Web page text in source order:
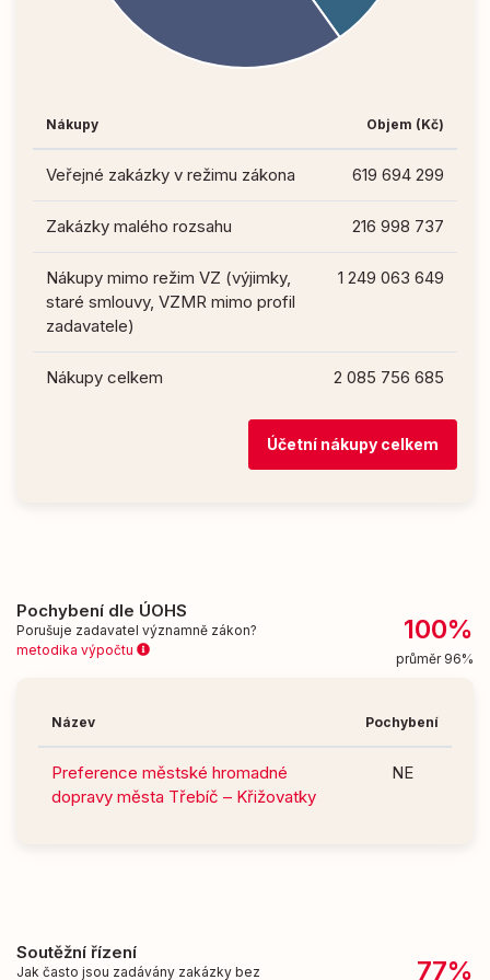
Nákupy Objem (Kč)
Veřejné zakázky v režimu zákona 619 694 299
Zakázky malého rozsahu 216 998 737
Nákupy mimo režim VZ (výjimky,
staré smlouvy, VZMR mimo profil
zadavatele)
1 249 063 649
Nákupy celkem 2 085 756 685
Účetní nákupy celkem
Pochybení dle ÚOHS
Porušuje zadavatel významně zákon?
metodika výpočtu
100%
průměr 96%
Název Pochybení
Preference městské hromadné
dopravy města Třebíč – Křižovatky
NE
Soutěžní řízení
Jak často jsou zadávány zakázky bez 77%